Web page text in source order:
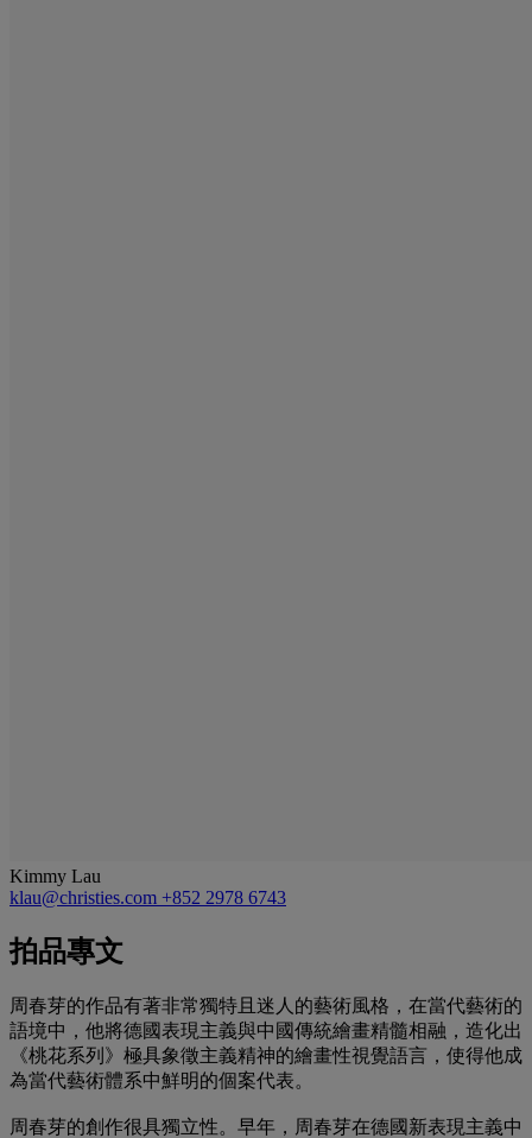
Kimmy Lau
klau@christies.com +852 2978 6743
拍品專文
周春芽的作品有著非常獨特且迷人的藝術風格，在當代藝術的
語境中，他將德國表現主義與中國傳統繪畫精髓相融，造化出
《桃花系列》極具象徵主義精神的繪畫性視覺語言，使得他成
為當代藝術體系中鮮明的個案代表。
周春芽的創作很具獨立性。早年，周春芽在德國新表現主義中